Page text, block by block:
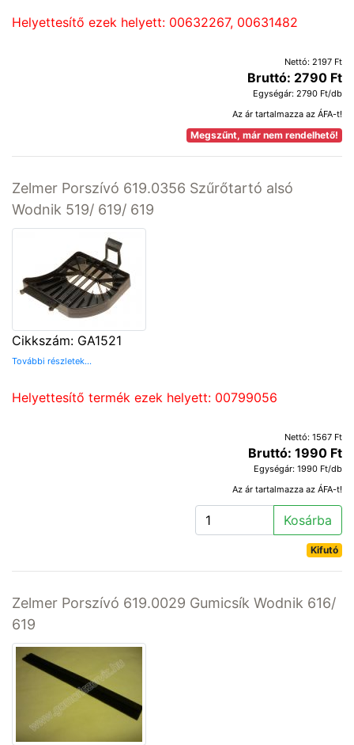
Helyettesítő ezek helyett: 00632267, 00631482
Nettó: 2197 Ft
Bruttó: 2790 Ft
Egységár: 2790 Ft/db
Az ár tartalmazza az ÁFA-t!
Megszűnt, már nem rendelhető!
Zelmer Porszívó 619.0356 Szűrőtartó alsó
Wodnik 519/ 619/ 619
Cikkszám: GA1521
További részletek...
Helyettesítő termék ezek helyett: 00799056
Nettó: 1567 Ft
Bruttó: 1990 Ft
Egységár: 1990 Ft/db
Az ár tartalmazza az ÁFA-t!
Kosárba
Kifutó
Zelmer Porszívó 619.0029 Gumicsík Wodnik 616/
619